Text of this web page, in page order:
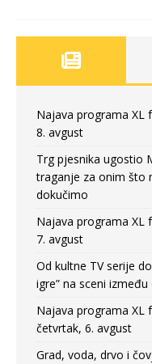
Najava programa XL
8. avgust
Trg pjesnika ugostio
traganje za onim što
dokučimo
Najava programa XL
7. avgust
Od kultne TV serije
igre” na sceni između
Najava programa XL
četvrtak, 6. avgust
Grad, voda, drvo i